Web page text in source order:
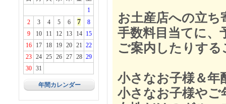
1
2
3 4 5 6 7
8
9
10 11 12 13 14
15
16
17 18 19 20 21 22
23
24 25 26 27 28 29
30
31
年間カレンダー
お土産店への立ち
手数料目当てに、
ご案内したりす
小さなお子様＆年
小さなお子様やご